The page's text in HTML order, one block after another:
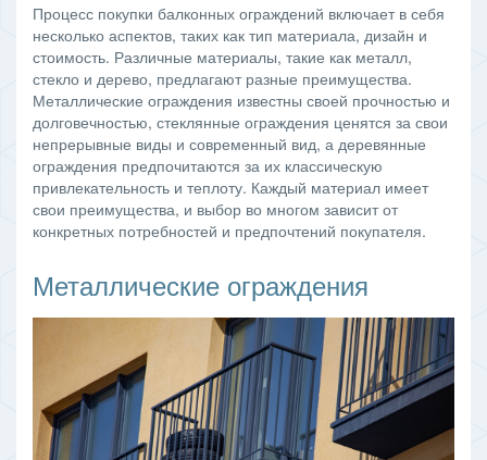
Процесс покупки балконных ограждений включает в себя
несколько аспектов, таких как тип материала, дизайн и
стоимость. Различные материалы, такие как металл,
стекло и дерево, предлагают разные преимущества.
Металлические ограждения известны своей прочностью и
долговечностью, стеклянные ограждения ценятся за свои
непрерывные виды и современный вид, а деревянные
ограждения предпочитаются за их классическую
привлекательность и теплоту. Каждый материал имеет
свои преимущества, и выбор во многом зависит от
конкретных потребностей и предпочтений покупателя.
Металлические ограждения